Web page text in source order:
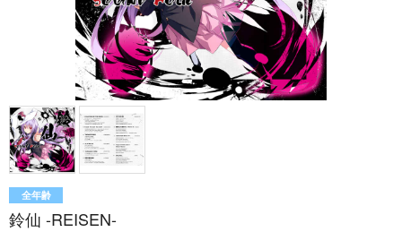
全年齢
鈴仙 -REISEN-